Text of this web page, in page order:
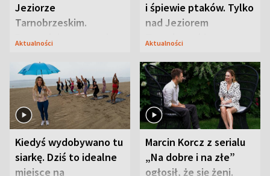
Jeziorze
Tarnobrzeskim.
Przyrodnicy zwracają
Aktualności
i śpiewie ptaków. Tylko
nad Jeziorem
Tarnobrzeskim
Aktualności
Kiedyś wydobywano tu
siarkę. Dziś to idealne
miejsce na
Marcin Korcz z serialu
„Na dobre i na złe”
ogłosił, że się żeni.